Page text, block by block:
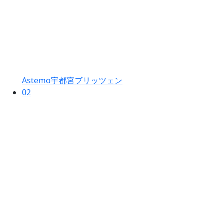
Astemo宇都宮ブリッツェン
02